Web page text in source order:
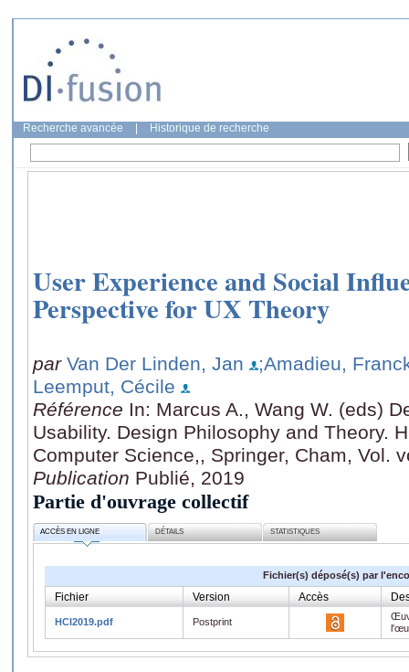
Recherche avancée Historique de recherche
User Experience and Social
Perspective for UX Theory
par Van Der Linden, Jan
;Amadieu,
Leemput, Cécile
Référence In: Marcus A., Wang W. (eds)
Usability. Design Philosophy and Theory.
Computer Science,, Springer, Cham, Vol.
Publication Publié, 2019
Partie d'ouvrage collectif
ACCÈS EN LIGNE DÉTAILS STATISTIQUES
Fichier(s) déposé(s) par
Fichier Version Accès
HCI2019.pdf Postprint